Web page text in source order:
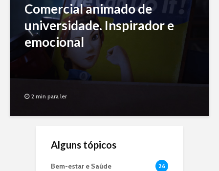
Comercial animado de
universidade. Inspirador e
emocional
2 min para ler
Alguns tópicos
Bem-estar e Saúde 26